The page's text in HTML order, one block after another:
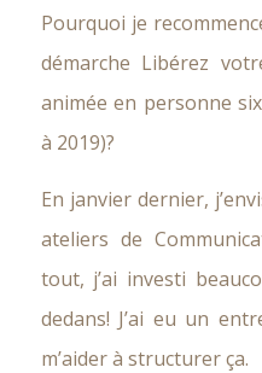
Pourquoi je
démarche Libérez
animée en personne
à 2019)?
En janvier dernier,
ateliers de
tout, j’ai investi
dedans! J’ai eu un
m’aider à structurer ça.